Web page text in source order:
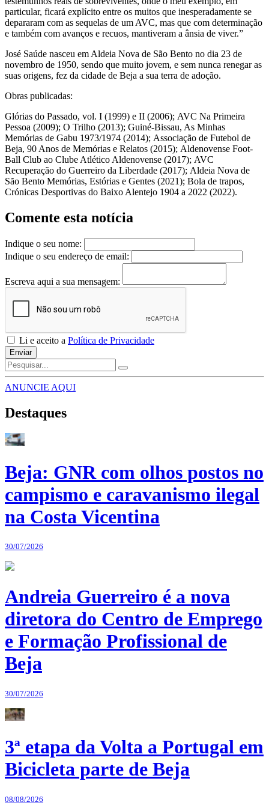
particular, ficará explícito entre os muitos que inesperadamente se
depararam com as sequelas de um AVC, mas que com determinação
e também com avanços e recuos, mantiveram a ânsia de viver.”
José Saúde nasceu em Aldeia Nova de São Bento no dia 23 de
novembro de 1950, sendo que muito jovem, e sem nunca renegar as
suas origens, fez da cidade de Beja a sua terra de adoção.
Obras publicadas:
Glórias do Passado, vol. I (1999) e II (2006); AVC Na Primeira
Pessoa (2009); O Trilho (2013); Guiné-Bissau, As Minhas
Memórias de Gabu 1973/1974 (2014); Associação de Futebol de
Beja, 90 Anos de Memórias e Relatos (2015); Aldenovense Foot-
Ball Club ao Clube Atlético Aldenovense (2017); AVC
Recuperação do Guerreiro da Liberdade (2017); Aldeia Nova de
São Bento Memórias, Estórias e Gentes (2021); Bola de trapos,
Crónicas Desportivas do Baixo Alentejo 1904 a 2022 (2022).
Comente esta notícia
Indique o seu nome:
Indique o seu endereço de email:
Escreva aqui a sua mensagem:
Li e aceito a Política de Privacidade
Enviar
ANUNCIE AQUI
Destaques
Beja: GNR com olhos postos no
campismo e caravanismo ilegal
na Costa Vicentina
30/07/2026
Andreia Guerreiro é a nova
diretora do Centro de Emprego
e Formação Profissional de
Beja
30/07/2026
3ª etapa da Volta a Portugal em
Bicicleta parte de Beja
08/08/2026